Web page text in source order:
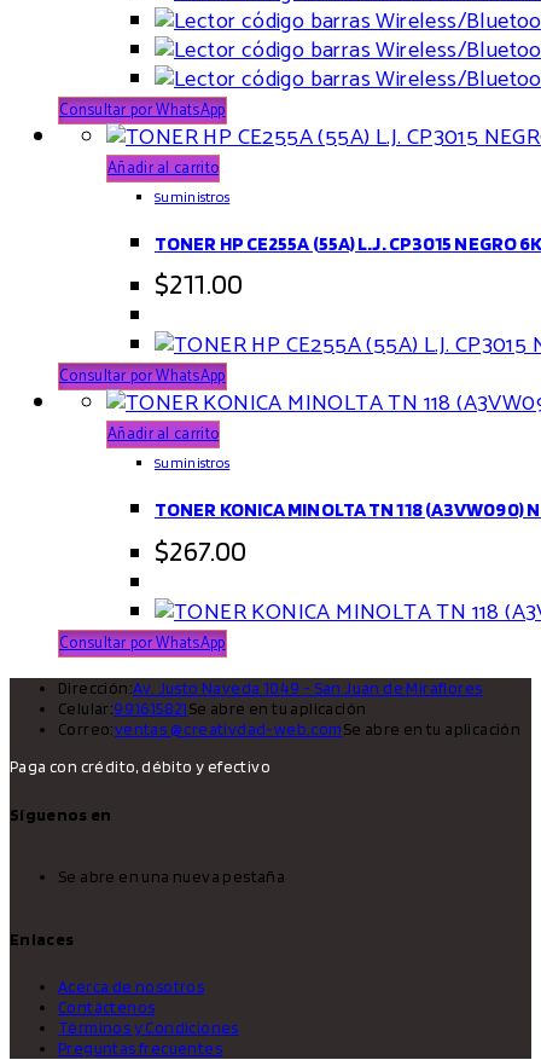
Consultar por WhatsApp
Añadir al carrito
Suministros
TONER HP CE255A (55A) L.J. CP3015 NEGRO
$211.00
Consultar por WhatsApp
Añadir al carrito
Suministros
TONER KONICA MINOLTA TN 118 (A3VW090)
$267.00
Consultar por WhatsApp
Dirección:Av. Justo Naveda 1049 - San Juan de Miraflores
Celular:991615821Se abre en tu aplicación
Correo:ventas @ creativdad-web.comSe abre en tu aplicación
Paga con crédito, débito y efectivo
Síguenos en
Se abre en una nueva pestaña
Enlaces
Acerca de nosotros
Contáctenos
Términos y Condiciones
Preguntas frecuentes